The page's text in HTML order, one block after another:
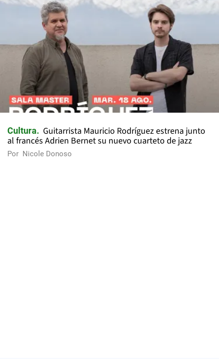
Cultura
Guitarrista Mauricio Rodríguez estrena junto
al francés Adrien Bernet su nuevo cuarteto de jazz
Por Nicole Donoso